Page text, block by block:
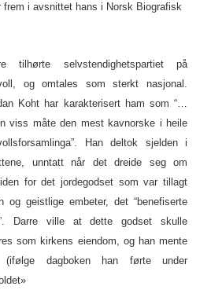
frem i avsnittet hans i Norsk Biografisk
tilhørte selvstendighetspartiet på
og omtales som sterkt nasjonal.
Koht har karakterisert ham som “…
viss måte den mest kavnorske i heile
Han deltok sjelden i
unntatt når det dreide seg om
for det jordegodset som var tillagt
og geistlige embeter, det “benefiserte
Darre ville at dette godset skulle
som kirkens eiendom, og han mente
(ifølge dagboken han førte under